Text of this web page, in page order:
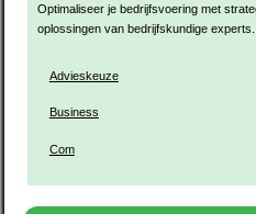
Optimaliseer je bedrijfsvoering met
oplossingen van bedrijfskundige experts.
Advieskeuze
Business
Com